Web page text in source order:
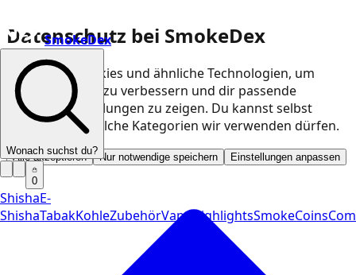
Datenschutz bei SmokeDex
Wir nutzen Cookies und ähnliche Technologien, um
unsere Website zu verbessern und dir passende
Produktempfehlungen zu zeigen. Du kannst selbst
entscheiden, welche Kategorien wir verwenden dürfen.
Alle akzeptieren Nur notwendige speichern Einstellungen anpassen
SmokeDex
Wonach suchst du?
0
ShishaE-
ShishaTabakKohleZubehörVapeHighlightsSmokeCoins